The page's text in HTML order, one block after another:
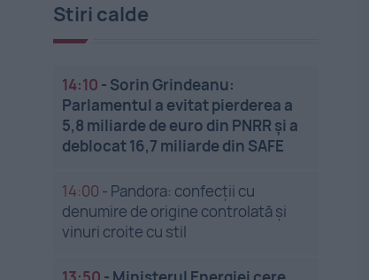
Stiri calde
14:10 - Sorin Grindeanu:
Parlamentul a evitat pierderea a
5,8 miliarde de euro din PNRR și a
deblocat 16,7 miliarde din SAFE
14:00 - Pandora: confecții cu
denumire de origine controlată și
vinuri croite cu stil